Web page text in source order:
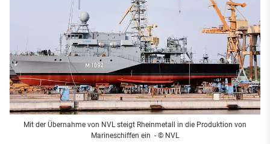
Mit der Übernahme von NVL steigt Rheinmetall in die Produktion von
Marineschiffen ein - © NVL